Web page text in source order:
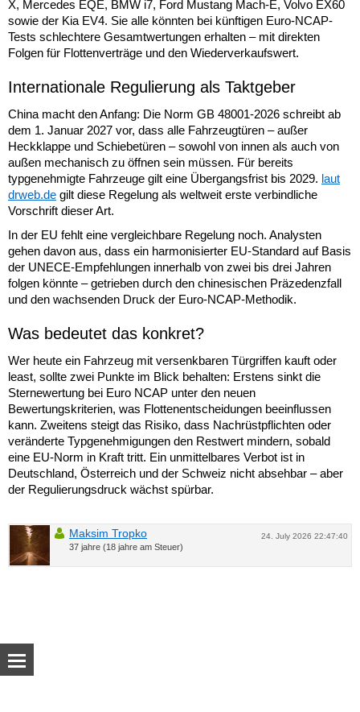
X, Mercedes EQE, BMW i7, Ford Mustang Mach-E, Volvo EX60
sowie der Kia EV4. Sie alle könnten bei künftigen Euro-NCAP-
Tests schlechtere Gesamtwertungen erhalten – mit direkten
Folgen für Flottenverträge und den Wiederverkaufswert.
Internationale Regulierung als Taktgeber
China macht den Anfang: Die Norm GB 48001-2026 schreibt ab
dem 1. Januar 2027 vor, dass alle Fahrzeugtüren – außer
Heckklappe und Schiebetüren – sowohl von innen als auch von
außen mechanisch zu öffnen sein müssen. Für bereits
typgenehmigte Fahrzeuge gilt eine Übergangsfrist bis 2029. laut
drweb.de gilt diese Regelung als weltweit erste verbindliche
Vorschrift dieser Art.
In der EU fehlt eine vergleichbare Regelung noch. Analysten
gehen davon aus, dass ein harmonisierter EU-Standard auf Basis
der UNECE-Empfehlungen innerhalb von zwei bis drei Jahren
folgen könnte – getrieben durch den chinesischen Präzedenzfall
und den wachsenden Druck der Euro-NCAP-Methodik.
Was bedeutet das konkret?
Wer heute ein Fahrzeug mit versenkbaren Türgriffen kauft oder
least, sollte zwei Punkte im Blick behalten: Erstens sinkt die
Sternewertung bei Euro NCAP unter den neuen
Bewertungskriterien, was Flottenentscheidungen beeinflussen
kann. Zweitens steigt das Risiko, dass Nachrüstpflichten oder
veränderte Typgenehmigungen den Restwert mindern, sobald
eine EU-Norm in Kraft tritt. Ein unmittelbares Verbot ist in
Deutschland, Österreich und der Schweiz nicht absehbar – aber
der Regulierungsdruck wächst spürbar.
24. July 2026 22:47:40
Maksim Tropko
37 jahre (18 jahre am Steuer)